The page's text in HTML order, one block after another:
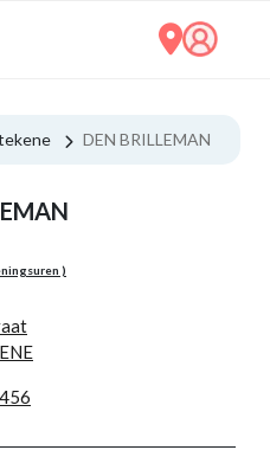
DEN BRILLEMAN
)